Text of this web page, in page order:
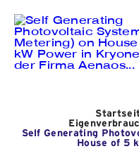
Das
Self Generating
House of 5